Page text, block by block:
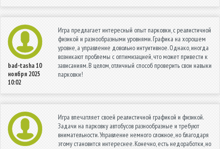
bad-tasha10
ноября 2025
10:02
Игра предлагает интересный опыт парковки, с реалистичной
физикой и разнообразными уровнями. Графика на хорошем
уровне, а управление довольно интуитивное. Однако, иногда
возникают проблемы с оптимизацией, что может привести к
зависаниям. В целом, отличный способ проверить свои навыки
парковки!
Игра впечатляет своей реалистичной графикой и физикой.
Задачи на парковку автобусов разнообразные и требуют
внимательности. Управление немного сложное, но благодаря
этому становится интереснее. Конечно, есть недоработки, но